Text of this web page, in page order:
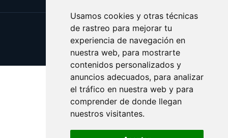
Usamos cookies y otras técnicas
de rastreo para mejorar tu
experiencia de navegación en
nuestra web, para mostrarte
contenidos personalizados y
anuncios adecuados, para analizar
el tráfico en nuestra web y para
comprender de donde llegan
nuestros visitantes.
Update cookies preferences
Copyright © 2025 veranito.es